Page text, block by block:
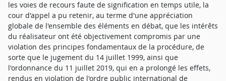
les voies de recours faute de signification en temps utile, la
cour d'appel a pu retenir, au terme d'une appréciation
globale de l'ensemble des éléments en débat, que les intérêts
du réalisateur ont été objectivement compromis par une
violation des principes fondamentaux de la procédure, de
sorte que le jugement du 14 juillet 1999, ainsi que
l'ordonnance du 11 juillet 2019, qui en a prolongé les effets,
rendus en violation de l'ordre public international de